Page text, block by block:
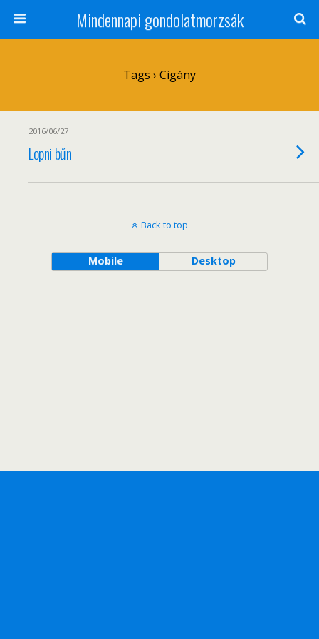
Mindennapi gondolatmorzsák
Tags › Cigány
2016/06/27
Lopni bűn
Back to top
Mobile Desktop